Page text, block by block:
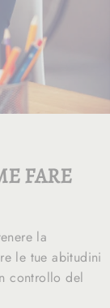
FARE
la
le tue abitudini
controllo del